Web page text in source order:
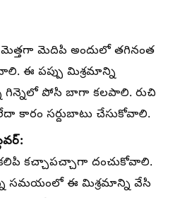
మెత్తగా మెదిపి అందులో తగినంత
ఈ పప్పు మిశ్రమాన్ని
గిన్నెలో పోసి బాగా కలపాలి. రుచి
కారం సర్దుబాటు చేసుకోవాలి.
కలిపి కచ్చాపచ్చాగా దంచుకోవాలి.
సమయంలో ఈ మిశ్రమాన్ని వేసి